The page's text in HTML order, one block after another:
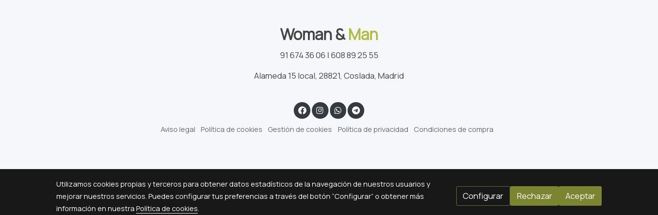
Woman &Man
91 674 36 06 | 608 89 25 55
Alameda 15 local, 28821, Coslada, Madrid
Aviso legal Política de cookies Gestión de cookies Política de privacidad Condiciones de compra
Utilizamos cookies propias y terceros para obtener datos estadísticos de la navegación de nuestros usuarios y
mejorar nuestros servicios. Puedes configurar tus preferencias a través del botón “Configurar” o obtener más
información en nuestra Política de cookies.
Configurar Rechazar Aceptar